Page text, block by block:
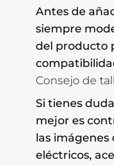
Antes de
siempre
del producto
Consejo de
Si tienes
mejor es
las
eléctricos,